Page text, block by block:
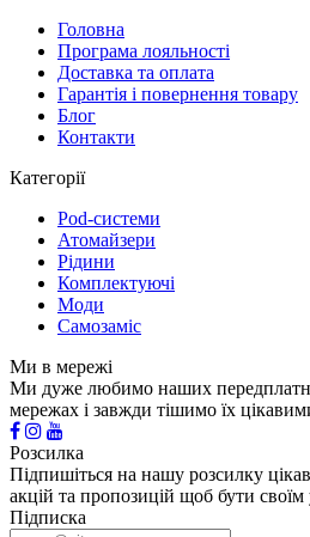
Головна
Програма лояльності
Доставка та оплата
Гарантія і повернення товару
Блог
Контакти
Категорії
Pod-системи
Атомайзери
Рідини
Комплектуючі
Моди
Самозаміс
Ми в мережі
Ми дуже любимо наших
мережах і завжди тішимо їх
Розсилка
Підпишіться на нашу розсилку
акцій та пропозицій щоб бути своїм
Підписка